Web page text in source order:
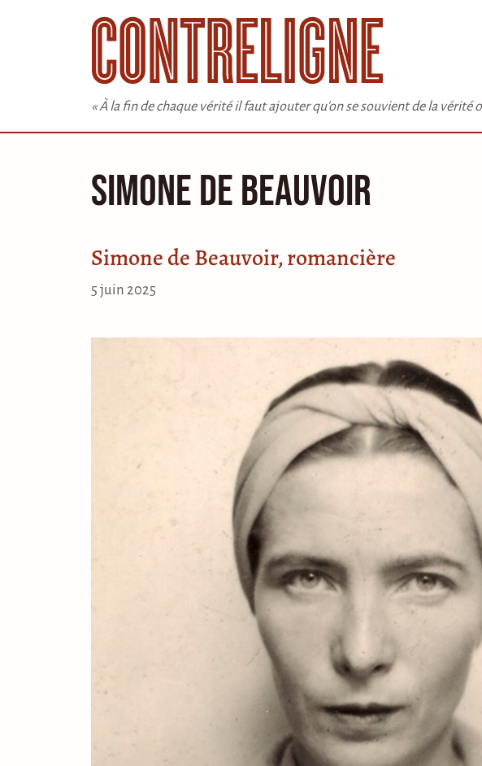
« À la fin de chaque vérité il faut ajouter qu'on se souvient de la vérité
Simone de Beauvoir
Simone de Beauvoir, romancière
5 juin 2025